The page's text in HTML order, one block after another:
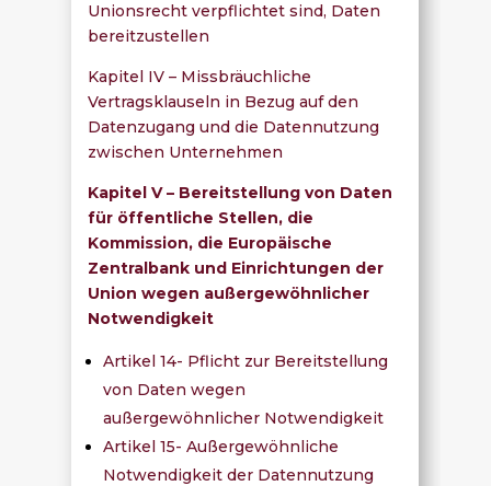
Unionsrecht verpflichtet sind, Daten
bereitzustellen
Kapitel IV – Missbräuchliche
Vertragsklauseln in Bezug auf den
Datenzugang und die Datennutzung
zwischen Unternehmen
Kapitel V – Bereitstellung von Daten
für öffentliche Stellen, die
Kommission, die Europäische
Zentralbank und Einrichtungen der
Union wegen außergewöhnlicher
Notwendigkeit
Artikel 14- Pflicht zur Bereitstellung
von Daten wegen
außergewöhnlicher Notwendigkeit
Artikel 15- Außergewöhnliche
Notwendigkeit der Datennutzung